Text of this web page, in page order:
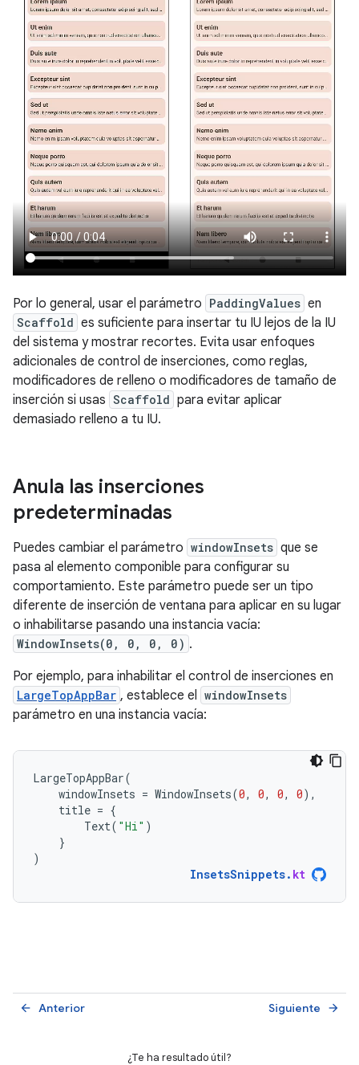
Por lo general, usar el parámetro PaddingValues en
Scaffold es suficiente para insertar tu IU lejos de la IU
del sistema y mostrar recortes. Evita usar enfoques
adicionales de control de inserciones, como reglas,
modificadores de relleno o modificadores de tamaño de
inserción si usas Scaffold para evitar aplicar
demasiado relleno a tu IU.
Anula las inserciones
predeterminadas
Puedes cambiar el parámetro windowInsets que se
pasa al elemento componible para configurar su
comportamiento. Este parámetro puede ser un tipo
diferente de inserción de ventana para aplicar en su lugar
o inhabilitarse pasando una instancia vacía:
WindowInsets(0, 0, 0, 0) .
Por ejemplo, para inhabilitar el control de inserciones en
LargeTopAppBar , establece el windowInsets
parámetro en una instancia vacía:
LargeTopAppBar(
windowInsets = WindowInsets(0, 0, 0, 0),
title = {
Text( "Hi" )
}
)
InsetsSnippets. kt
Anterior
arrow_back Siguiente arrow_forward
¿Te ha resultado útil?